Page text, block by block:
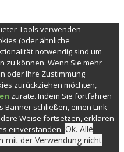
Tools verwenden
(oder ähnliche
notwendig sind um
zu können. Wenn Sie mehr
oder Ihre Zustimmung
zurückziehen möchten,
zurate. Indem Sie fortfahren
Banner schließen, einen Link
Weise fortsetzen, erklären
einverstanden. Ok. Alle
mit der Verwendung nicht